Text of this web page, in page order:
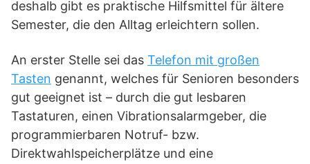
deshalb gibt es praktische Hilfsmittel für ältere
Semester, die den Alltag erleichtern sollen.
An erster Stelle sei das Telefon mit großen
Tasten genannt, welches für Senioren besonders
gut geeignet ist – durch die gut lesbaren
Tastaturen, einen Vibrationsalarmgeber, die
programmierbaren Notruf- bzw.
Direktwahlspeicherplätze und eine